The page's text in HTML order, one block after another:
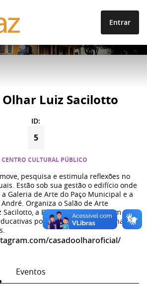
Entrar
Olhar Luiz Sacilotto
ID:
5
CENTRO CULTURAL PÚBLICO
pesquisa e estimula reflexões no
Estão sob sua gestão o edifício onde
a Galeria de Arte do Paço Municipal e a
Organiza o Salão de Arte
a Bienal de Gravura, além
por meio de cursos, oficina e
casadoolharoficial/
Eventos